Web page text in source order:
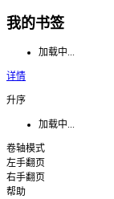
我的书签
加载中...
详情
升序
加载中...
卷轴模式
左手翻页
右手翻页
帮助